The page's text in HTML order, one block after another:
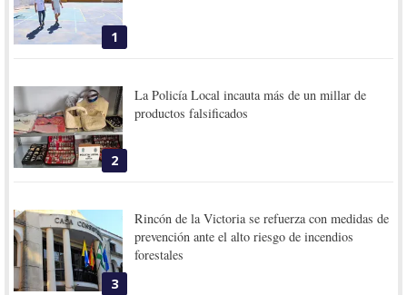
1
2
La Policía Local incauta más de un millar de
productos falsificados
3
Rincón de la Victoria se refuerza con medidas de
prevención ante el alto riesgo de incendios
forestales